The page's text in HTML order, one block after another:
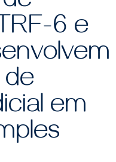
6 e
em